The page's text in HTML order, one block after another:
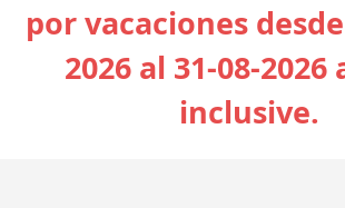
por vacaciones
2026 al 31-08-2026
inclusive.